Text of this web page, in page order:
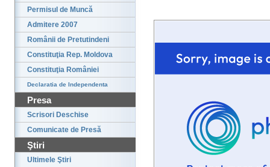
Permisul de Muncă
Admitere 2007
Românii de Pretutindeni
Constituţia Rep. Moldova
Constituţia României
Declaratia de Independenta
Presa
Scrisori Deschise
Comunicate de Presă
Ştiri
Ultimele Ştiri